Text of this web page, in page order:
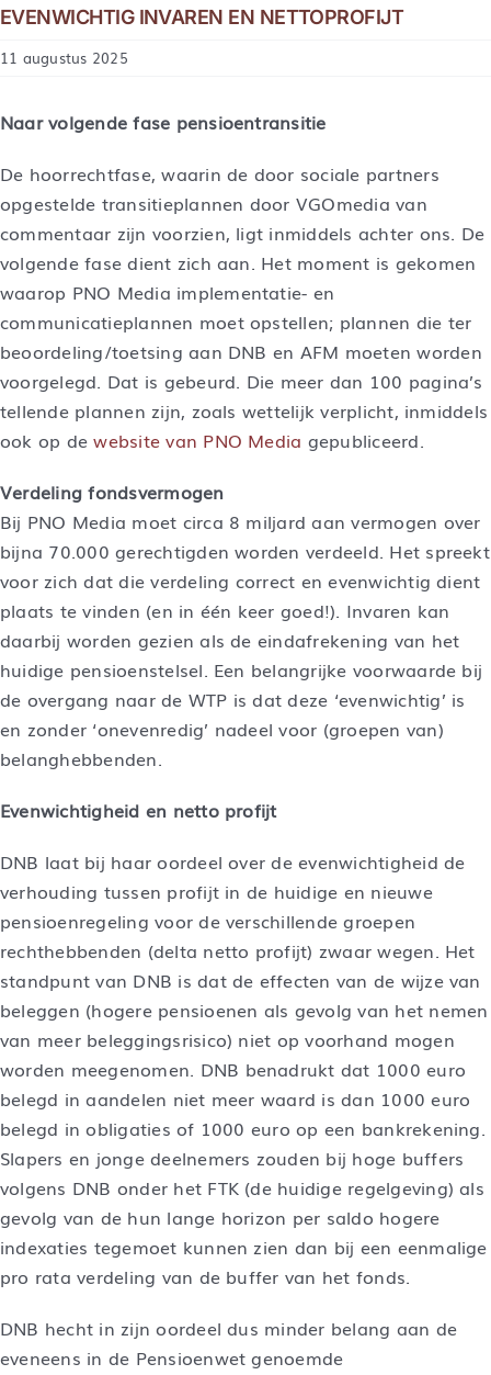
EVENWICHTIG INVAREN EN NETTOPROFIJT
11 augustus 2025
Naar volgende fase pensioentransitie
De hoorrechtfase, waarin de door sociale partners
opgestelde transitieplannen door VGOmedia van
commentaar zijn voorzien, ligt inmiddels achter ons. De
volgende fase dient zich aan. Het moment is gekomen
waarop PNO Media implementatie- en
communicatieplannen moet opstellen; plannen die ter
beoordeling/toetsing aan DNB en AFM moeten worden
voorgelegd. Dat is gebeurd. Die meer dan 100 pagina’s
tellende plannen zijn, zoals wettelijk verplicht, inmiddels
ook op dewebsite van PNO Media gepubliceerd.
Verdeling fondsvermogen
Bij PNO Media moet circa 8 miljard aan vermogen over
bijna 70.000 gerechtigden worden verdeeld. Het spreekt
voor zich dat die verdeling correct en evenwichtig dient
plaats te vinden (en in één keer goed!). Invaren kan
daarbij worden gezien als de eindafrekening van het
huidige pensioenstelsel. Een belangrijke voorwaarde bij
de overgang naar de WTP is dat deze ‘evenwichtig’ is
en zonder ‘onevenredig’ nadeel voor (groepen van)
belanghebbenden.
Evenwichtigheid en netto profijt
DNB laat bij haar oordeel over de evenwichtigheid de
verhouding tussen profijt in de huidige en nieuwe
pensioenregeling voor de verschillende groepen
rechthebbenden (delta netto profijt) zwaar wegen. Het
standpunt van DNB is dat de effecten van de wijze van
beleggen (hogere pensioenen als gevolg van het nemen
van meer beleggingsrisico) niet op voorhand mogen
worden meegenomen. DNB benadrukt dat 1000 euro
belegd in aandelen niet meer waard is dan 1000 euro
belegd in obligaties of 1000 euro op een bankrekening.
Slapers en jonge deelnemers zouden bij hoge buffers
volgens DNB onder het FTK (de huidige regelgeving) als
gevolg van de hun lange horizon per saldo hogere
indexaties tegemoet kunnen zien dan bij een eenmalige
pro rata verdeling van de buffer van het fonds.
DNB hecht in zijn oordeel dus minder belang aan de
eveneens in de Pensioenwet genoemde